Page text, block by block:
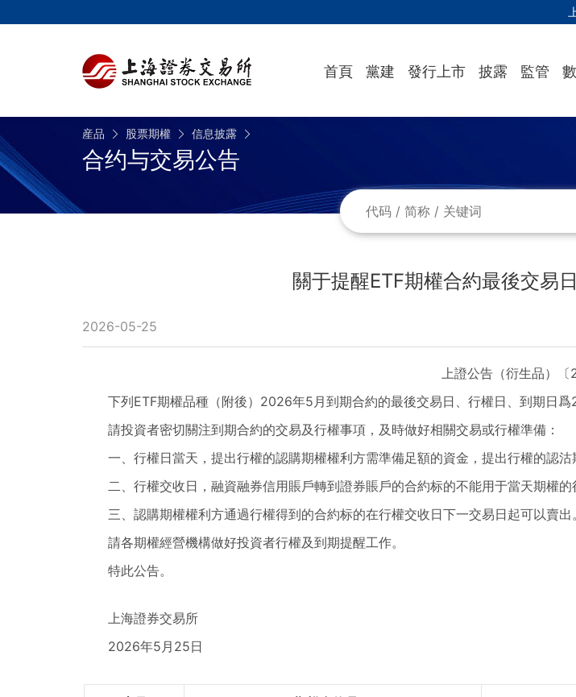
首頁 黨建 發行上市 披露 監管
産品 股票期權 信息披露
合约与交易公告
關于提醒ETF期權合約最後交易
2026-05-25
上證公告（衍生品）
下列ETF期權品種（附後）2026年5月到期合約的最後交易日、行權日、到期日
請投資者密切關注到期合約的交易及行權事項，及時做好相關交易或行權準備：
一、行權日當天，提出行權的認購期權權利方需準備足額的資金，提出行權的認沽
二、行權交收日，融資融券信用賬戶轉到證券賬戶的合約标的不能用于當天期權的
三、認購期權權利方通過行權得到的合約标的在行權交收日下一交易日起可以賣出。
請各期權經營機構做好投資者行權及到期提醒工作。
特此公告。
上海證券交易所
2026年5月25日